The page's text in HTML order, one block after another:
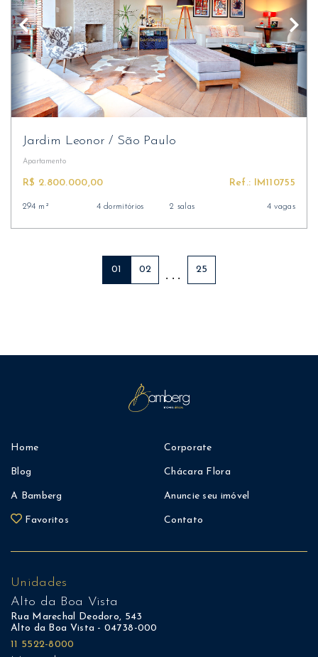
Jardim Leonor/ São Paulo
Apartamento
R$ 2.800.000,00 Ref.: IM110755
294 m² 4 dormitórios 2 salas 4 vagas
01 02 . . . 25
Home
Blog
A Bamberg
Favoritos
Corporate
Chácara Flora
Anuncie seu imóvel
Contato
Unidades
Alto da Boa Vista
Rua Marechal Deodoro, 543
Alto da Boa Vista - 04738-000
11 5522-8000